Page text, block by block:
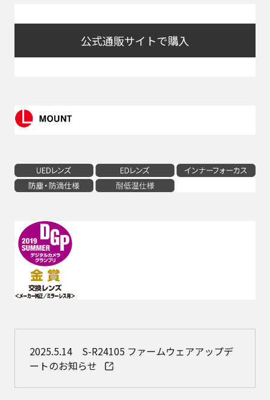
公式通販サイトで購入
2025.5.14 S-R24105 ファームウェアアップデ
ートのお知らせ